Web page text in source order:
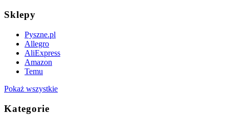
Sklepy
Pyszne.pl
Allegro
AliExpress
Amazon
Temu
Pokaż wszystkie
Kategorie